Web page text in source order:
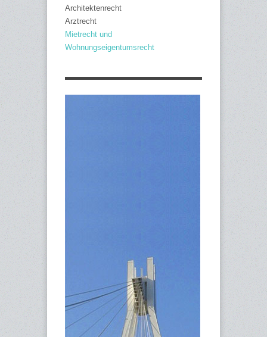
Architektenrecht
Arztrecht
Mietrecht und
Wohnungseigentumsrecht